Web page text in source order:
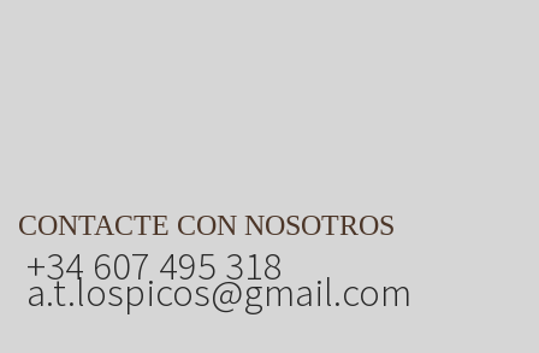
CONTACTE CON NOSOTROS
+34 607 495 318
a.t.lospicos@gmail.com